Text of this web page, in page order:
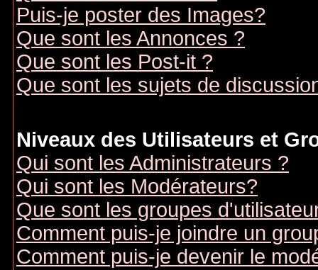
Puis-je poster des Images?
Que sont les Annonces ?
Que sont les Post-it ?
Que sont les sujets de
Niveaux des Utilisateurs et
Qui sont les Administrateurs ?
Qui sont les Modérateurs?
Que sont les groupes
Comment puis-je joindre un
Comment puis-je devenir le